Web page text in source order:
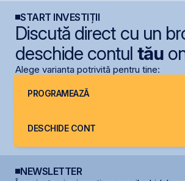
START INVESTIȚII
Discută direct cu un
deschide contul tău
Alege varianta potrivită pentru tine:
PROGRAMEAZĂ
DESCHIDE CONT
NEWSLETTER